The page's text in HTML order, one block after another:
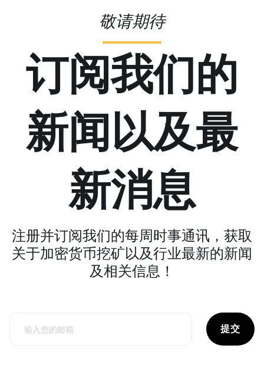
敬请期待
订阅我们的
新闻以及最
新消息
注册并订阅我们的每周时事通讯，获取
关于加密货币挖矿以及行业最新的新闻
及相关信息！
提交